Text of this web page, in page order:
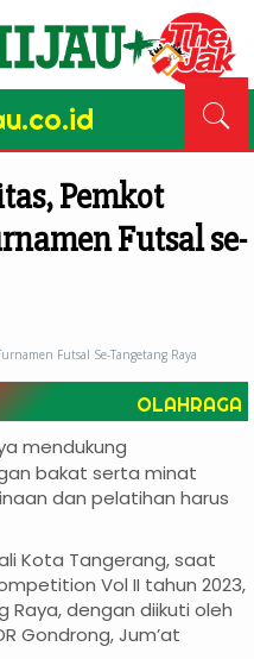
Pemkot
Futsal se-
Futsal Se-Tangetang Raya
OLAHRAGA
mendukung
bakat serta minat
dan pelatihan harus
Kota Tangerang, saat
Vol II tahun 2023,
Raya, dengan diikuti oleh
Gondrong, Jum’at